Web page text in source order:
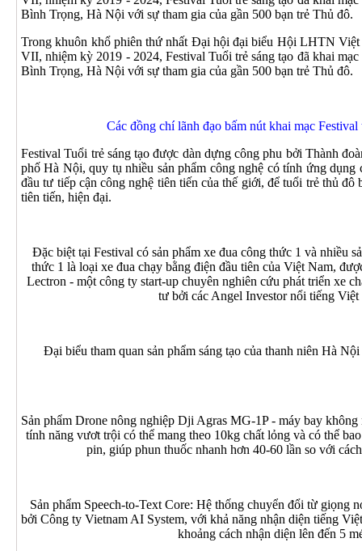
Bình Trọng, Hà Nội với sự tham gia của gần 500 bạn trẻ Thủ đô.
Trong khuôn khổ phiên thứ nhất Đại hội đại biểu Hội LHTN
VII, nhiệm kỳ 2019 - 2024, Festival Tuổi trẻ sáng tạo đã khai
Bình Trọng, Hà Nội với sự tham gia của gần 500 bạn trẻ Thủ đô.
Các đồng chí lãnh đạo bấm nút khai mạc Festival
Festival Tuổi trẻ sáng tạo được dàn dựng công phu bởi Thành
phố Hà Nội, quy tụ nhiều sản phẩm công nghệ có tính ứng
đầu tư tiếp cận công nghệ tiên tiến của thế giới, để tuổi trẻ thủ đô
tiên tiến, hiện đại.
Đặc biệt tại Festival có sản phẩm xe đua công thức 1 và nhiều
thức 1 là loại xe đua chạy bằng điện đầu tiên của Việt Nam,
Lectron - một công ty start-up chuyên nghiên cứu phát triển xe
tư bởi các Angel Investor nổi tiếng Việt
Đại biểu tham quan sản phẩm sáng tạo của thanh niên Hà
Sản phẩm Drone nông nghiệp Dji Agras MG-1P - máy bay
tính năng vươt trội có thể mang theo 10kg chất lỏng và có thể
pin, giúp phun thuốc nhanh hơn 40-60 lần so với
Sản phẩm Speech-to-Text Core: Hệ thống chuyển đổi từ giọng
bởi Công ty Vietnam AI System, với khả năng nhận diện tiếng
khoảng cách nhận diện lên đến 5